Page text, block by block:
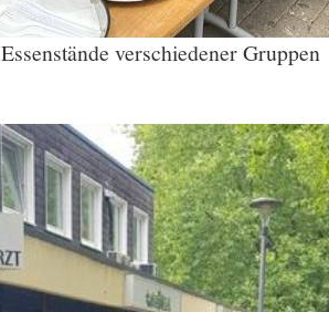
Essenstände verschiedener Gruppen